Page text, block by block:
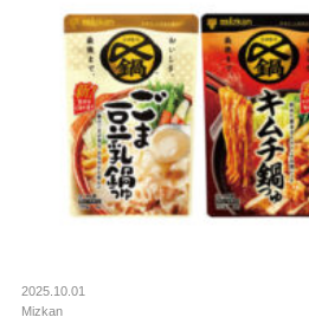
2025.10.01
Mizkan